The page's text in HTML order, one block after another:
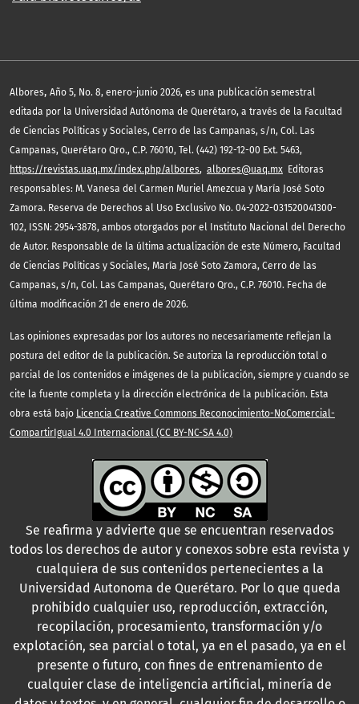
Albores, Año 5, No. 8, enero-junio 2026, es una publicación semestral
editada por la Universidad Autónoma de Querétaro, a través de la Facultad
de Ciencias Políticas y Sociales, Cerro de las Campanas, s/n, Col. Las
Campanas, Querétaro Qro., C.P. 76010, Tel. (442) 192-12-00 Ext. 5463,
https://revistas.uaq.mx/index.php/albores, albores@uaq.mx Editoras
responsables: M. Vanesa del Carmen Muriel Amezcua y María José Soto
Zamora. Reserva de Derechos al Uso Exclusivo No. 04-2022-031520041300-
102, ISSN: 2954-3878, ambos otorgados por el Instituto Nacional del Derecho
de Autor. Responsable de la última actualización de este Número, Facultad
de Ciencias Políticas y Sociales, María José Soto Zamora, Cerro de las
Campanas, s/n, Col. Las Campanas, Querétaro Qro., C.P. 76010. Fecha de
última modificación 21 de enero de 2026.
Las opiniones expresadas por los autores no necesariamente reflejan la
postura del editor de la publicación. Se autoriza la reproducción total o
parcial de los contenidos e imágenes de la publicación, siempre y cuando se
cite la fuente completa y la dirección electrónica de la publicación. Esta
obra está bajo Licencia Creative Commons Reconocimiento-NoComercial-
CompartirIgual 4.0 Internacional (CC BY-NC-SA 4.0)
Se reafirma y advierte que se encuentran reservados
todos los derechos de autor y conexos sobre esta revista y
cualquiera de sus contenidos pertenecientes a la
Universidad Autonoma de Querétaro. Por lo que queda
prohibido cualquier uso, reproducción, extracción,
recopilación, procesamiento, transformación y/o
explotación, sea parcial o total, ya en el pasado, ya en el
presente o futuro, con fines de entrenamiento de
cualquier clase de inteligencia artificial, minería de